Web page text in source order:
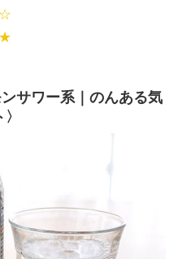
サワー系｜のんある気